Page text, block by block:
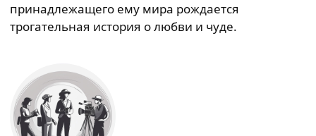
принадлежащего ему мира рождается
трогательная история о любви и чуде.